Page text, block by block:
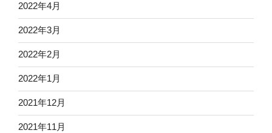
2022年4月
2022年3月
2022年2月
2022年1月
2021年12月
2021年11月